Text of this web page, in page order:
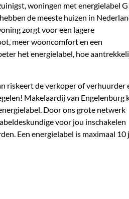
woningen met energielabel
de meeste huizen in
zorgt voor een lagere
meer wooncomfort en een
het energielabel, hoe
riskeert de verkoper of verhuurder
Makelaardij van Engelenburg
Door ons grote netwerk
voor jou inschakelen
Een energielabel is maximaal 10